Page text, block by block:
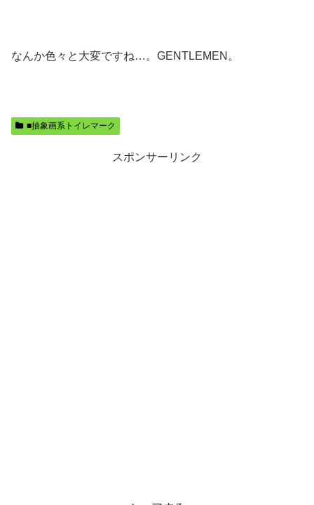
なんか色々と大変ですね…。GENTLEMEN。
■抽象画系トイレマーク
スポンサーリンク